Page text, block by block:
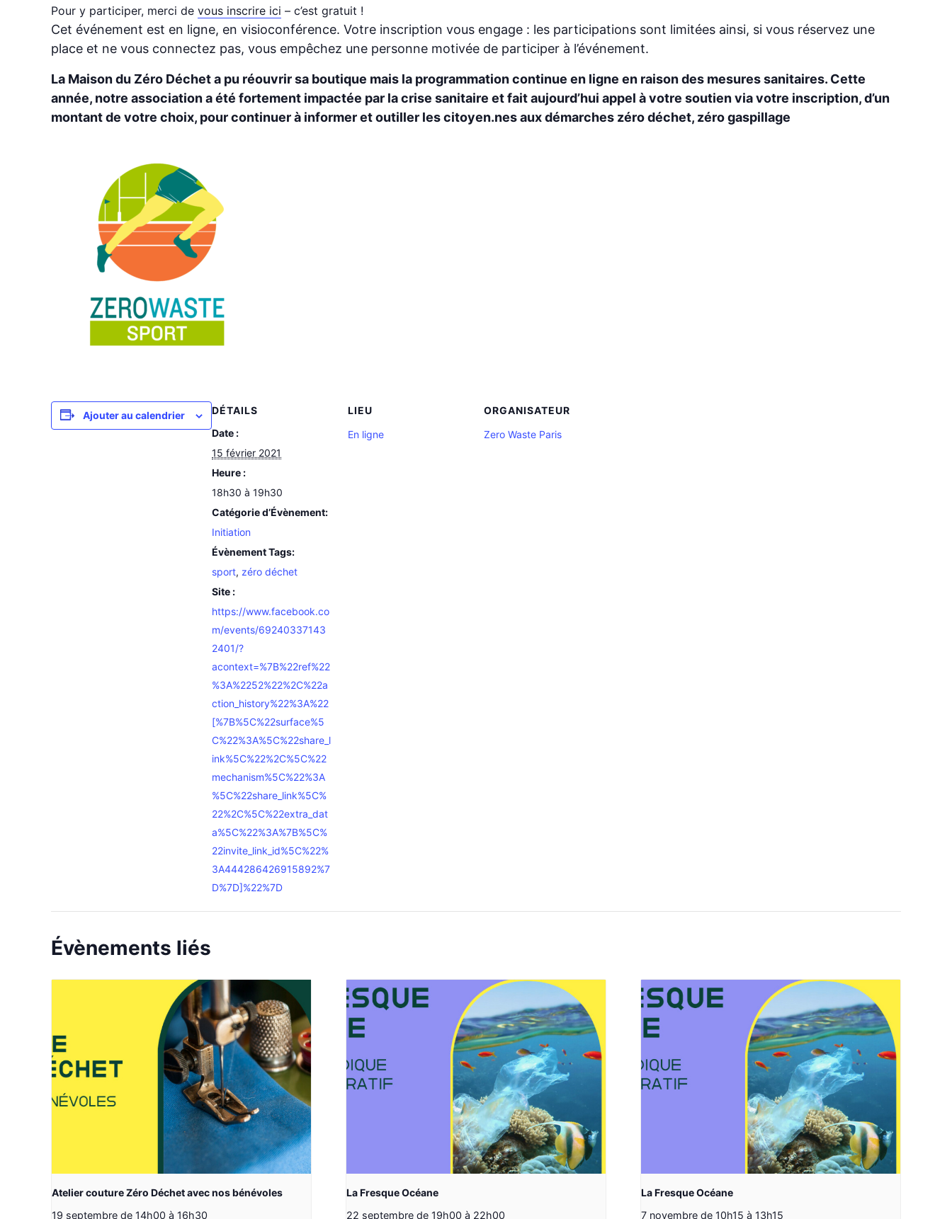
Pour y participer, merci de vous inscrire ici – c’est gratuit !
Cet événement est en ligne, en visioconférence. Votre inscription vous engage : les participations sont limitées ainsi, si vous réservez une
place et ne vous connectez pas, vous empêchez une personne motivée de participer à l’événement.
La Maison du Zéro Déchet a pu réouvrir sa boutique mais la programmation continue en ligne en raison des mesures sanitaires. Cette
année, notre association a été fortement impactée par la crise sanitaire et fait aujourd’hui appel à votre soutien via votre inscription, d’un
montant de votre choix, pour continuer à informer et outiller les citoyen.nes aux démarches zéro déchet, zéro gaspillage
Ajouter au calendrier
DÉTAILS
Date :
15 février 2021
Heure :
18h30 à 19h30
Catégorie d’Évènement:
Initiation
Évènement Tags:
sport, zéro déchet
Site :
https://www.facebook.co
m/events/69240337143
2401/?
acontext=%7B%22ref%22
%3A%2252%22%2C%22a
ction_history%22%3A%22
[%7B%5C%22surface%5
C%22%3A%5C%22share_l
ink%5C%22%2C%5C%22
mechanism%5C%22%3A
%5C%22share_link%5C%
22%2C%5C%22extra_dat
a%5C%22%3A%7B%5C%
22invite_link_id%5C%22%
3A444286426915892%7
D%7D]%22%7D
LIEU
En ligne
ORGANISATEUR
Zero Waste Paris
Évènements liés
Atelier couture Zéro Déchet avec nos bénévoles
19 septembre de 14h00 à 16h30
La Fresque Océane
22 septembre de 19h00 à 22h00
La Fresque Océane
7 novembre de 10h15 à 13h15